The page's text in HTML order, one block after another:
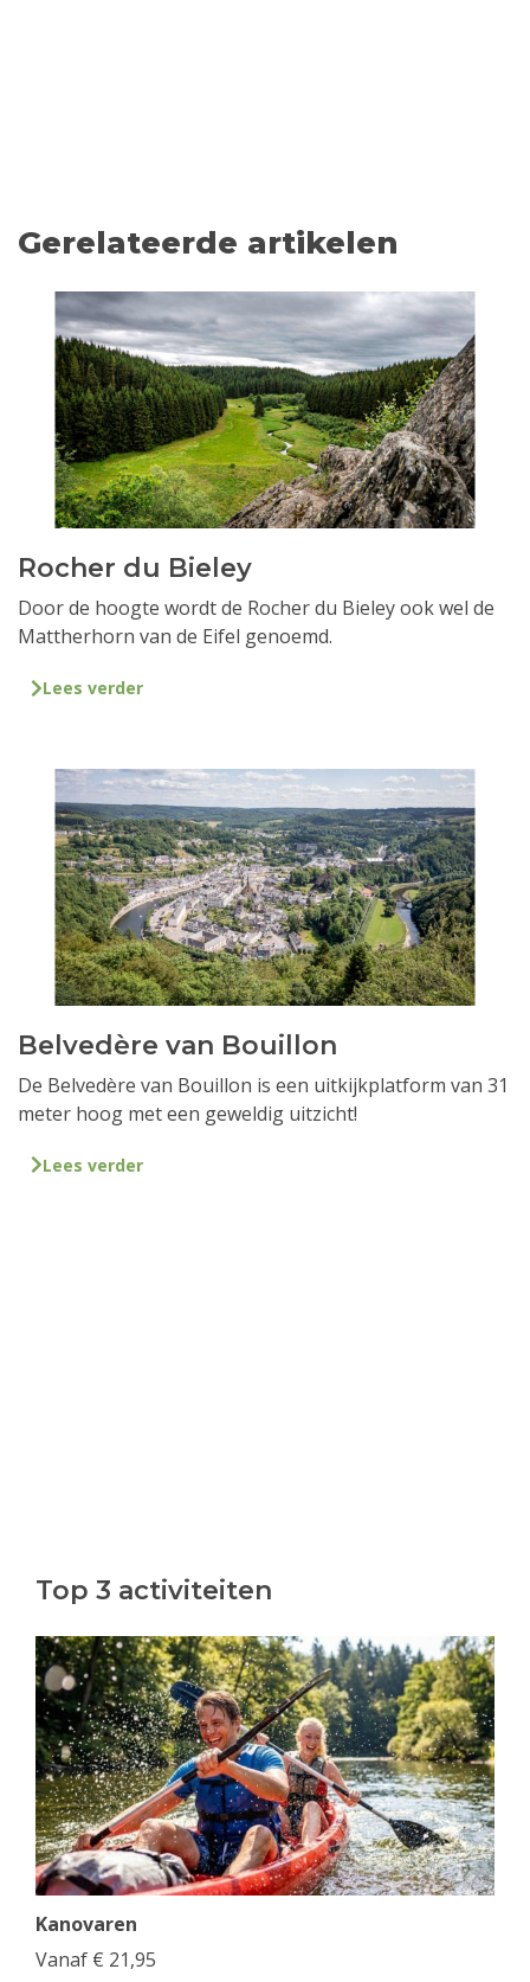
Gerelateerde artikelen
Rocher du Bieley
Door de hoogte wordt de Rocher du Bieley ook wel de
Mattherhorn van de Eifel genoemd.
Lees verder
Belvedère van Bouillon
De Belvedère van Bouillon is een uitkijkplatform van 31
meter hoog met een geweldig uitzicht!
Lees verder
Top 3 activiteiten
Kanovaren
Vanaf € 21,95